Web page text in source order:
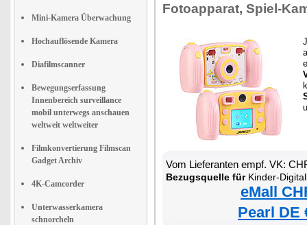
Mini-Kamera Überwachung
Hochauflösende Kamera
Diafilmscanner
Bewegungserfassung
Innenbereich surveillance
mobil unterwegs anschauen
weltweit weltweiter
Filmkonvertierung Filmscan
Gadget Archiv
4K-Camcorder
Unterwasserkamera
schnorcheln
Fotoapparat, Spiel-
Vom Lieferanten empf. VK:
Bezugsquelle fürKinder-
eMall
Pearl DE